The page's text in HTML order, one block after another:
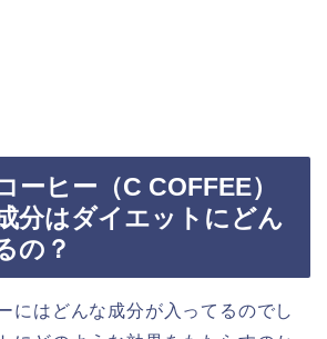
ーヒー（C COFFEE）
分はダイエットにどん
の？
にはどんな成分が入ってるのでし